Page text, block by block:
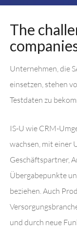
The
Unternehmen, die
einsetzen, stehen
Testdaten zu
IS-U wie CRM-
wachsen, mit einer
Geschäftspartner,
Übergabepunkte
beziehen. Auch
und durch neue